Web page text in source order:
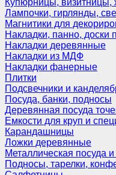
Купюрницы, визитницы,
Лампочки, гирлянды,
Магнитики для
Накладки, панно, доски
Накладки деревянные
Накладки из МДФ
Накладки фанерные
Плитки
Подсвечники и
Посуда, банки, подносы
Деревянная посуда
Емкости для круп и
Карандашницы
Ложки деревянные
Металлическая посуда
Подносы, тарелки,